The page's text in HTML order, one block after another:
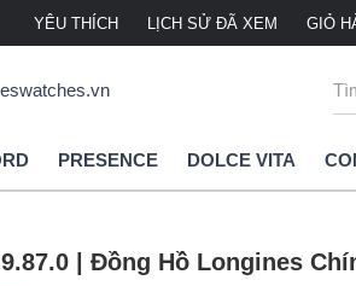
YÊU THÍCH LỊCH SỬ ĐÃ XEM GIỎ
PRESENCE DOLCE VITA
| Đồng Hồ Longines